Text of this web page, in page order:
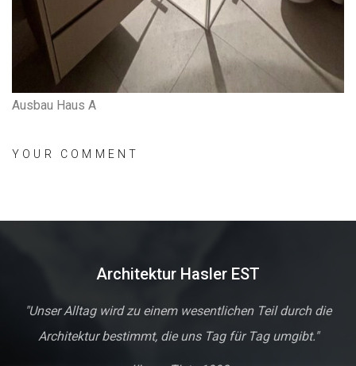
Ausbau Haus A
YOUR COMMENT
Architektur Hasler EST
"Unser Alltag wird zu einem wesentlichen Teil durch die
Architektur bestimmt, die uns Tag für Tag umgibt."